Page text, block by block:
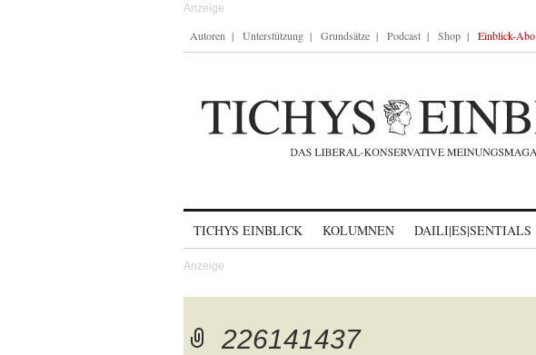
Autoren Unterstützung Grundsätze Podcast Shop Einblick-Abo
TICHYS EINBLICK KOLUMNEN DAILI|ES|SENTIALS
226141437